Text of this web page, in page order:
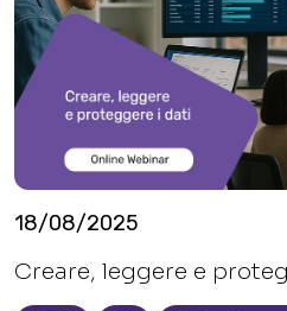
18/08/2025
Creare, leggere e